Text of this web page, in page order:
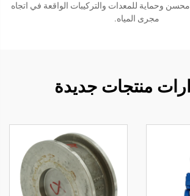
محسن وحماية للمعدات والتركيبات الواقعة في اتجاه
مجرى المياه.
منتجات جديدة